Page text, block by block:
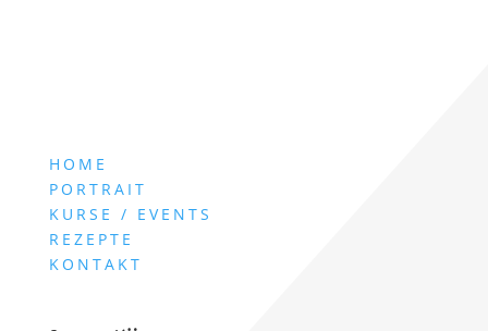
HOME
PORTRAIT
KURSE / EVENTS
REZEPTE
KONTAKT